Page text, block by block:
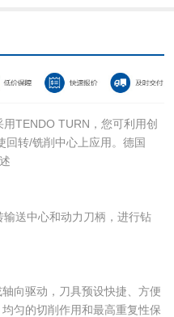
TENDO TURN，您可利用创
回转/铣削中心上应用。德国
送中心和动力刀柄，进行钻
向驱动，刀具预设快捷、方便
匀的切削作用和最高重复性保